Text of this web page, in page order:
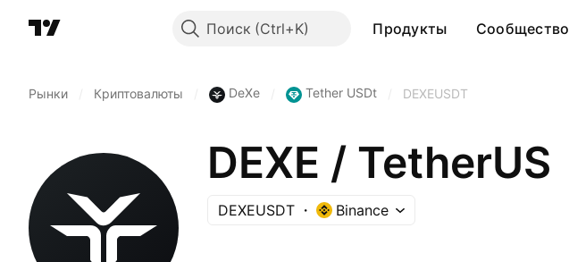
Поиск Продукты Сообщество
Рынки Криптовалюты DeXe Tether USDt DEXEUSDT
DEXE / TetherUS
DEXEUSDT Binance